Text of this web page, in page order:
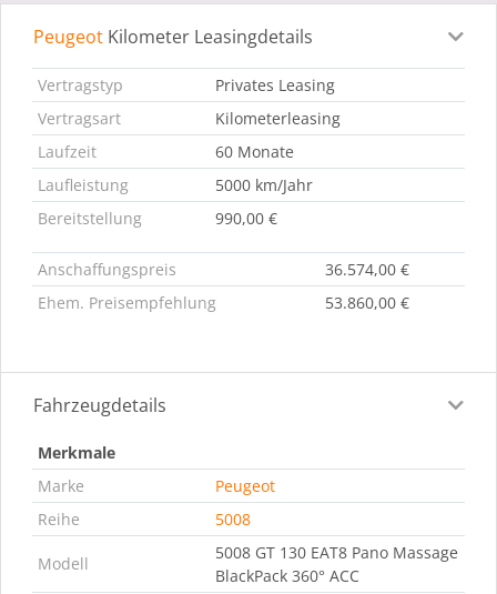
Leasingdetails Fahrzeugdetails
Peugeot Kilometer Leasingdetails
Vertragstyp
Privates Leasing
Vertragsart
Kilometerleasing
Laufzeit
60 Monate
Laufleistung
5000 km/Jahr
Bereitstellung
990,00 €
Anschaffungspreis
36.574,00 €
Ehem. Preisempfehlung
53.860,00 €
Fahrzeugdetails
Merkmale
Marke
Peugeot
Reihe
5008
Modell
5008 GT 130 EAT8 Pano Massage
BlackPack 360° ACC